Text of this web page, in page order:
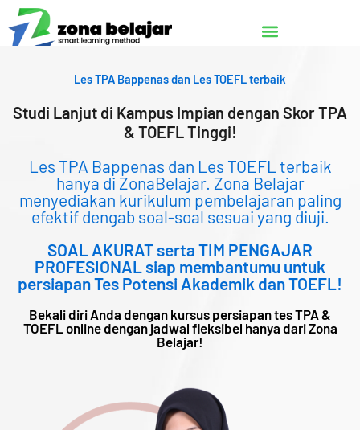
Lewati
ke
konten
Les TPA Bappenas dan Les TOEFL terbaik
Studi Lanjut di Kampus Impian dengan Skor TPA
& TOEFL Tinggi!
Les TPA Bappenas dan Les TOEFL terbaik
hanya di ZonaBelajar. Zona Belajar
menyediakan kurikulum pembelajaran paling
efektif dengab soal-soal sesuai yang diuji.
SOAL AKURAT serta TIM PENGAJAR
PROFESIONAL siap membantumu untuk
persiapan Tes Potensi Akademik dan TOEFL!
Bekali diri Anda dengan kursus persiapan tes TPA &
TOEFL online dengan jadwal fleksibel hanya dari Zona
Belajar!